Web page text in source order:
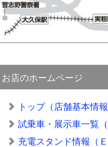
お店のホームページ
トップ（店舗基本情報
試乗車・展示車一覧
充電スタンド情報（